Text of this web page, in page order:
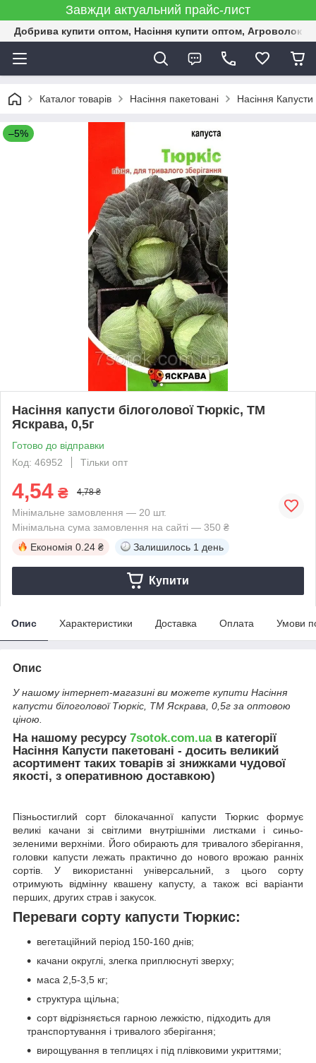
Завжди актуальний прайс-лист
Добрива купити оптом, Насіння купити оптом,
Каталог товарів Насіння пакетовані Насіння Капусти
–5%
Насіння капусти білоголової Тюркіс, ТМ
Яскрава, 0,5г
Готово до відправки
Код: 46952
Тільки опт
4,54 ₴ 4,78 ₴
Мінімальне замовлення — 20 шт.
Мінімальна сума замовлення на сайті — 350 ₴
Економія 0.24 ₴ Залишилось 1 день
Купити
Опис Характеристики Доставка Оплата Умови
Опис
У нашому інтернет-магазині ви можете купити Насіння
капусти білоголової Тюркіс, ТМ Яскрава, 0,5г за оптовою
ціною.
На нашому ресурсу 7sotok.com.uaв категорії
Насіння Капусти пакетовані - досить великий
асортимент таких товарів зі знижками чудової
якості, з оперативною доставкою)
Пізньостиглий сорт білокачанної капусти Тюркис формує
великі качани зі світлими внутрішніми листками і синьо-
зеленими верхніми. Його обирають для тривалого зберігання,
головки капусти лежать практично до нового врожаю ранніх
сортів. У використанні універсальний, з цього сорту
отримують відмінну квашену капусту, а також всі варіанти
перших, других страв і закусок.
Переваги сорту капусти Тюркис:
вегетаційний період 150-160 днів;
качани округлі, злегка приплюснуті зверху;
маса 2,5-3,5 кг;
структура щільна;
сорт відрізняється гарною лежкістю, підходить для
транспортування і тривалого зберігання;
вирощування в теплицях і під плівковими укриттями;